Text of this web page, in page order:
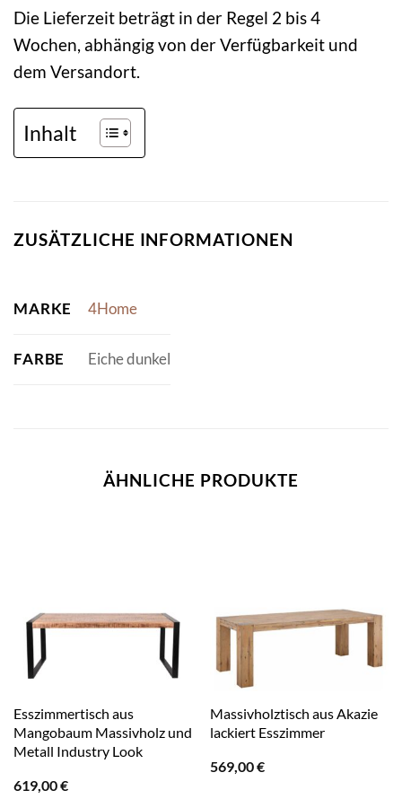
Die Lieferzeit beträgt in der Regel 2 bis 4
Wochen, abhängig von der Verfügbarkeit und
dem Versandort.
Inhalt
ZUSÄTZLICHE INFORMATIONEN
MARKE 4Home
FARBE Eiche dunkel
ÄHNLICHE PRODUKTE
Esszimmertisch aus
Mangobaum Massivholz und
Metall Industry Look
619,00€
Massivholztisch aus Akazie
lackiert Esszimmer
569,00€